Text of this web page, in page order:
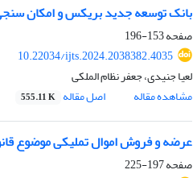
بانک توسعه جدید بریکس و امکان سنجی
صفحه153-196
10.22034/ijts.2024.2038382.4035
لعیا جنیدی، جعفر نظام الملکی
مشاهده مقاله
اصل مقاله 555.11 K
عرضه و فروش اموال تملیکی موضوع
صفحه197-225